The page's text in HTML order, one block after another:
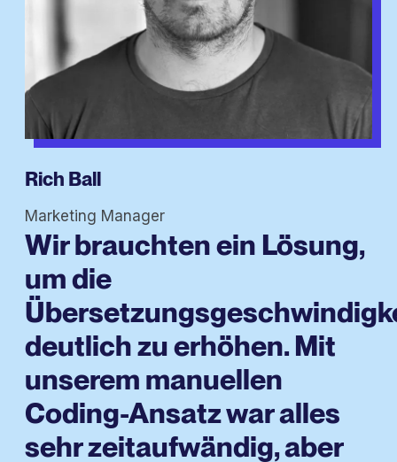
Rich Ball
Marketing Manager
Wir brauchten ein Lösung,
um die
deutlich zu erhöhen. Mit
unserem manuellen
Coding-Ansatz war alles
sehr zeitaufwändig, aber